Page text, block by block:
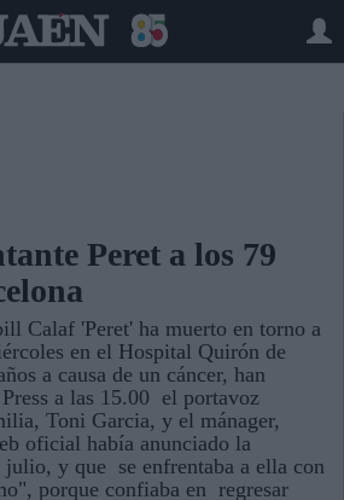
Peret a los 79
Calaf 'Peret' ha muerto en torno a
en el Hospital Quirón de
a causa de un cáncer, han
a las 15.00 el portavoz
Toni Garcia, y el mánager,
oficial había anunciado la
julio, y que se enfrentaba a ella con
porque confiaba en regresar